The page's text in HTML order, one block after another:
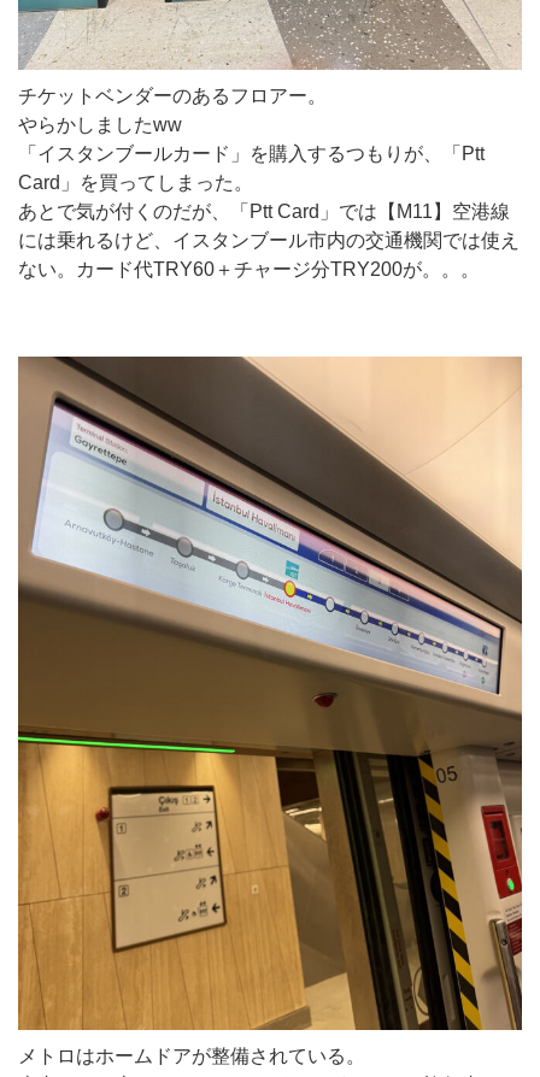
チケットベンダーのあるフロアー。
やらかしましたww
「イスタンブールカード」を購入するつもりが、「Ptt
Card」を買ってしまった。
あとで気が付くのだが、「Ptt Card」では【M11】空港線
には乗れるけど、イスタンブール市内の交通機関では使え
ない。カード代TRY60＋チャージ分TRY200が。。。
メトロはホームドアが整備されている。